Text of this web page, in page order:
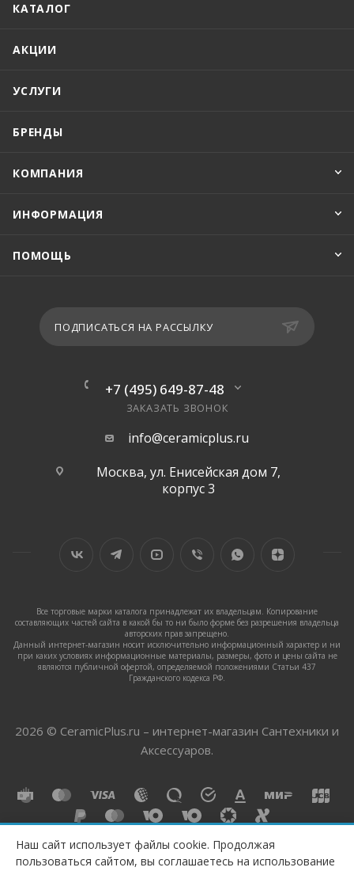
ПОД ЗАКАЗ
КАТАЛОГ
АКЦИИ
УСЛУГИ
БРЕНДЫ
КОМПАНИЯ
ИНФОРМАЦИЯ
ПОМОЩЬ
ПОДПИСАТЬСЯ НА РАССЫЛКУ
+7 (495) 649-87-48
ЗАКАЗАТЬ ЗВОНОК
info@ceramicplus.ru
Москва, ул. Енисейская дом 7,
корпус 3
Все торговые марки каталога принадлежат их владельцам. Копирование
составляющих частей сайта в какой бы то ни было форме без разрешения владельца
авторских прав запрещено.
Данный интернет-магазин носит исключительно информационный характер и ни
при каких условиях информационные материалы, размеры, фото и цены сайта не
являются публичной офертой, определяемой положениями Статьи 437
Гражданского кодекса РФ.
2026 © CeramicPlus.ru – интернет-магазин Сантехники и
Аксессуаров.
Наш сайт использует файлы cookie. Продолжая
пользоваться сайтом, вы соглашаетесь на использование